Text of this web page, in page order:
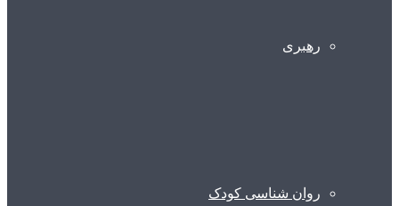
رهبری
روان شناسی کودک